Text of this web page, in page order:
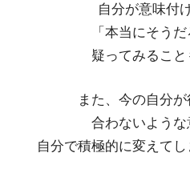
自分が意味付
「本当にそう
疑ってみること
また、今の自分
合わないような
自分で積極的に変えてし